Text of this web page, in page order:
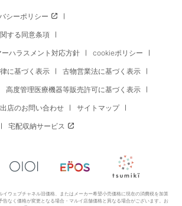
シーポリシー
する同意条項
ハラスメント対応方針 cookieポリシー
に基づく表示 古物営業法に基づく表示
高度管理医療機器等販売許可に基づく表示
店のお問い合わせ サイトマップ
宅配収納サービス
イウェブチャネル旧価格、またはメーカー希望小売価格に現在の消費税を加算
告なく価格が変更となる場合・マルイ店舗価格と異なる場合がございます。お